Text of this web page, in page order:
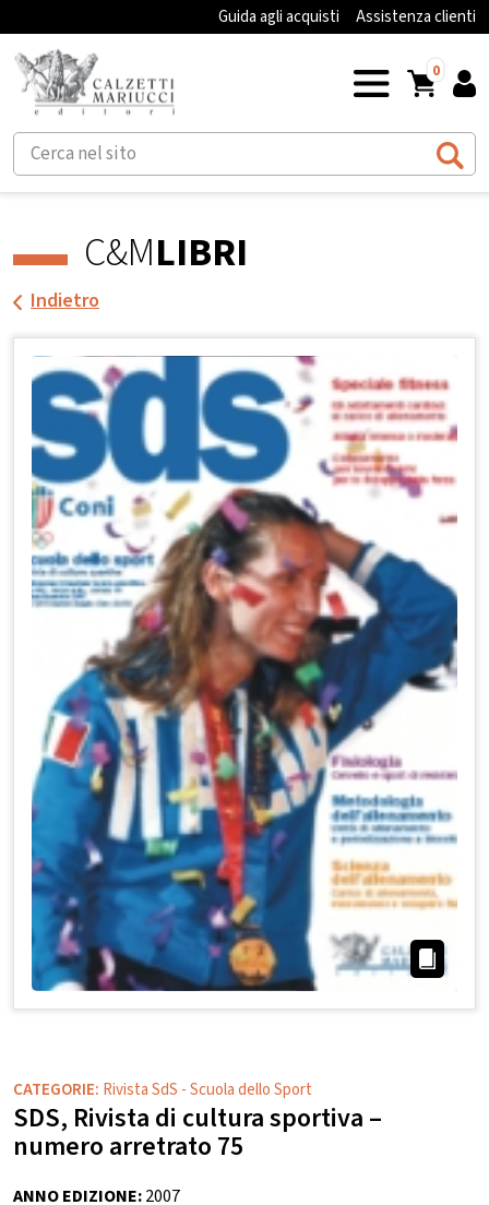
Guida agli acquisti Assistenza clienti
0
C&MLIBRI
Indietro
CATEGORIE: Rivista SdS - Scuola dello Sport
SDS, Rivista di cultura sportiva –
numero arretrato 75
ANNO EDIZIONE:2007